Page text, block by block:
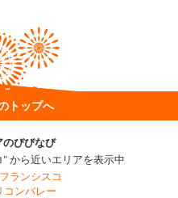
トップへ
のびびなび
から近いエリアを表示中
ランシスコ
コンバレー